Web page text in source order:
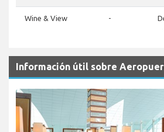
Wine & View -
Información útil sobre